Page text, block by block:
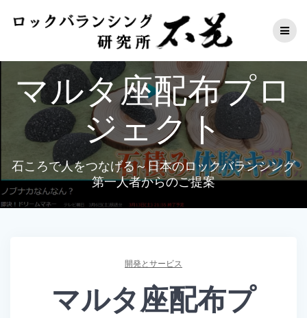
ン
ツ
へ
ス
キ
ッ
プ
マルタ座配布プロ
ジェクト
石ころで人をつなげる～日本のロックバランシング
第一人者からのご提案
開発とサービス
マルタ座配布プ